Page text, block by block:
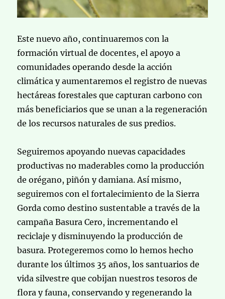
Este nuevo año, continuaremos con la
formación virtual de docentes, el apoyo a
comunidades operando desde la acción
climática y aumentaremos el registro de nuevas
hectáreas forestales que capturan carbono con
más beneficiarios que se unan a la regeneración
de los recursos naturales de sus predios.
Seguiremos apoyando nuevas capacidades
productivas no maderables como la producción
de orégano, piñón y damiana. Así mismo,
seguiremos con el fortalecimiento de la Sierra
Gorda como destino sustentable a través de la
campaña Basura Cero, incrementando el
reciclaje y disminuyendo la producción de
basura. Protegeremos como lo hemos hecho
durante los últimos 35 años, los santuarios de
vida silvestre que cobijan nuestros tesoros de
flora y fauna, conservando y regenerando la